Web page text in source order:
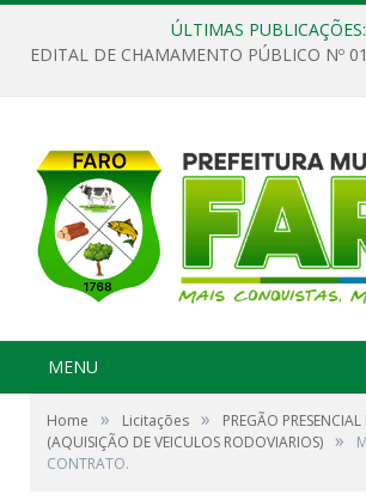
ÚLTIMAS PUBLICAÇÕES:
MENU
Home » Licitações »
PREGÃO
(AQUISIÇÃO DE VEICULOS RODOVIARIOS) »
CONTRATO.